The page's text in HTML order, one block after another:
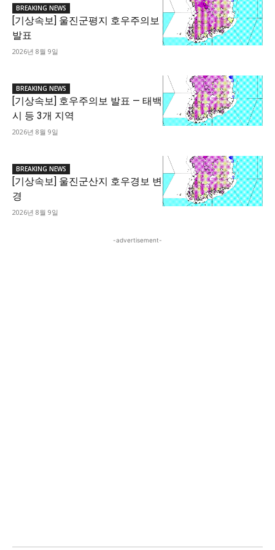
BREAKING NEWS
[기상속보] 울진군평지 호우주의보
발표
2026년 8월 9일
BREAKING NEWS
[기상속보] 호우주의보 발표 — 태백
시 등 3개 지역
2026년 8월 9일
BREAKING NEWS
[기상속보] 울진군산지 호우경보 변
경
2026년 8월 9일
-advertisement-